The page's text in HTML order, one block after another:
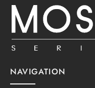
NAVIGATION